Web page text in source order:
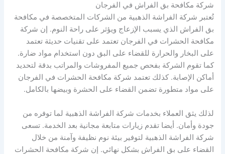
شركة مكافحة بق الفراش في الفرجان
تُعتبر شركة الفراشة الذهبية من الشركات المتخصصة في مكافحة
بق الفراش الذي يسبب الإزعاج ويؤثر على راحة النوم. إن شركة
مكافحة الحشرات في الفرجان تعتمد على تقنيات حديثة تعتمد
على البخار والحرارة للقضاء على البق دون استخدام مواد ضارة.
كما تقوم الشركة بفحص جميع المفروشات والمراتب بدقة لتحديد
أماكن الإصابة. كذلك تعتمد شركة مكافحة الحشرات في الفرجان
على مواد متطورة تضمن القضاء على الحشرة وبيضها بالكامل.
لذلك يثق العملاء بخدمات شركة الفراشة الذهبية لما توفره من
جودة وأمان. أيضا تقدم زيارات متابعة مجانية بعد الخدمة. تسعى
شركة الفراشة الذهبية لتوفير بيئة نوم نظيفة وآمنة من خلال
القضاء على بق الفراش بشكل نهائي. إن شركة مكافحة الحشرات